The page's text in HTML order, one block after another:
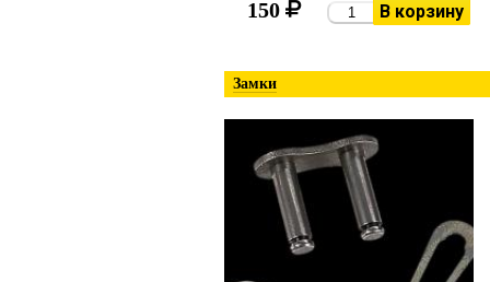
150 В корзину
Замки